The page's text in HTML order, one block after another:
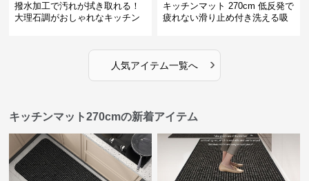
撥水加工で汚れが拭き取れる！
大理石調がおしゃれなキッチン
キッチンマット 270cm 低反発で
疲れない滑り止め付き洗える吸
人気アイテム一覧へ ›
キッチンマット270cmの新着アイテム